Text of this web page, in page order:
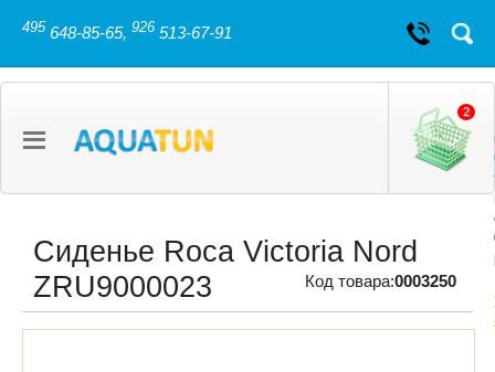
495 648-85-65, 926 513-67-91
2
Сиденье Roca Victoria Nord
ZRU9000023
Код товара:0003250